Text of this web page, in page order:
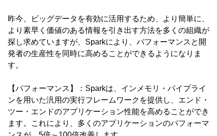
昨今、ビッグデータを有効に活用するため、より簡単に、
より素早く価値のある情報を引き出す方法を多くの組織が
探し求めていますが、Sparkにより、パフォーマンスと開
発者の生産性を同時に高めることができるようになりま
す。
【パフォーマンス】：Sparkは、インメモリ・パイプライ
ンを用いた汎用の実行フレームワークを提供し、エンド・
ツー・エンドのアプリケーション性能を高めることができ
ます。これにより、多くのアプリケーションのパフォーマ